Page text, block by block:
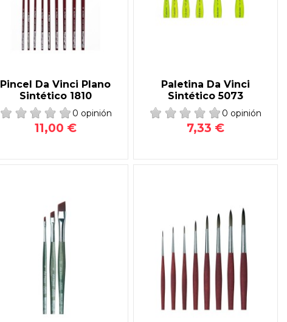
Pincel Da Vinci Plano
Sintético 1810
0 opinión
11,00 €
Paletina Da Vinci
Sintético 5073
0 opinión
7,33 €